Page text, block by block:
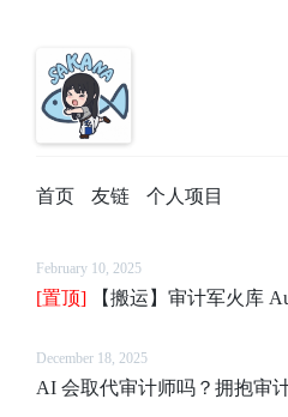
首页 友链 个人项目
February 10, 2025
[置顶] 【搬运】审计军火库
December 18, 2025
AI 会取代审计师吗？拥抱审